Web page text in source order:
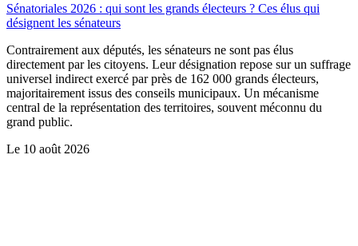
Sénatoriales 2026 : qui sont les grands électeurs ? Ces élus qui
désignent les sénateurs
Contrairement aux députés, les sénateurs ne sont pas élus
directement par les citoyens. Leur désignation repose sur un suffrage
universel indirect exercé par près de 162 000 grands électeurs,
majoritairement issus des conseils municipaux. Un mécanisme
central de la représentation des territoires, souvent méconnu du
grand public.
Le 10 août 2026